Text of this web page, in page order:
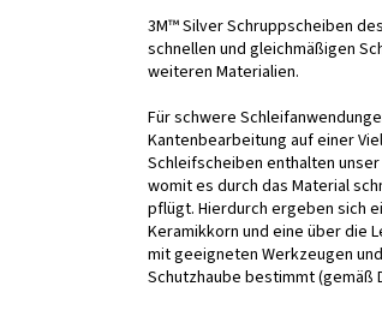
3M™ Silver Schruppscheiben
schnellen und gleichmäßigen
weiteren Materialien.
Für schwere
Kantenbearbeitung auf einer
Schleifscheiben enthalten
womit es durch das Material
pflügt. Hierdurch ergeben sich
Keramikkorn und eine über die
mit geeigneten Werkzeugen
Schutzhaube bestimmt (gemäß